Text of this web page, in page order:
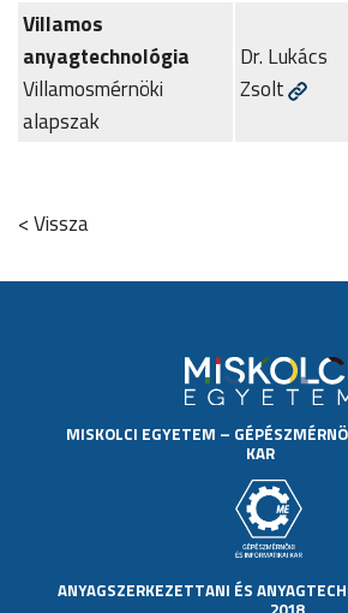
Villamos
anyagtechnológia
Villamosmérnöki
alapszak
Dr. Lukács
Zsolt
< Vissza
MISKOLCI EGYETEM –
KAR
ANYAGSZERKEZETTANI ÉS